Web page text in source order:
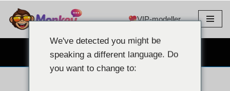
Spring
til
VIP-modeller
GRATIS WEBCAM CHAT
We've detected you might be
speaking a different language. Do
you want to change to: